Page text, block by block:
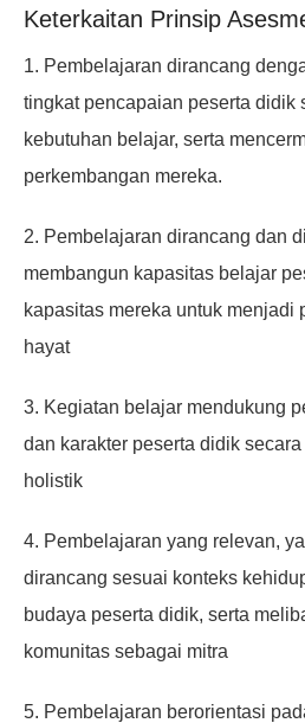
Keterkaitan Prinsip
1. Pembelajaran dirancang
tingkat pencapaian peserta didik
kebutuhan belajar, serta
perkembangan mereka.
2. Pembelajaran dirancang dan
membangun kapasitas belajar
kapasitas mereka untuk menjadi
hayat
3. Kegiatan belajar mendukung
dan karakter peserta didik
holistik
4. Pembelajaran yang relevan,
dirancang sesuai konteks
budaya peserta didik, serta
komunitas sebagai mitra
5. Pembelajaran berorientasi